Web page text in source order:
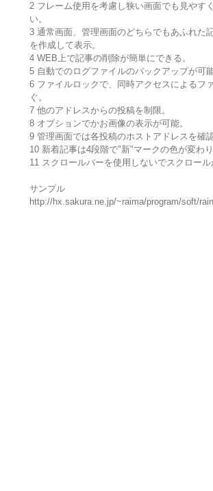
2 フレーム使用を考慮し狭い画面でも見やす
い。
3 通常画面、管理画面のどちらでもあふれた
を作成して表示。
4 WEB上で記事の削除が簡単にできる。
5 自動でのログファイルのバックアップが可能
6 ファイルロックで、同時アクセスによるフ
ぐ。
7 他のアドレスからの投稿を制限。
8 オプションでかお画像の表示が可能。
9 管理画面では各投稿のホストアドレスを確
10 新着記事は4段階で"新"マークの色が変わり
11 スクロールバーを使用しないでスクロール
サンプル
http://hx.sakura.ne.jp/~raima/program/soft/